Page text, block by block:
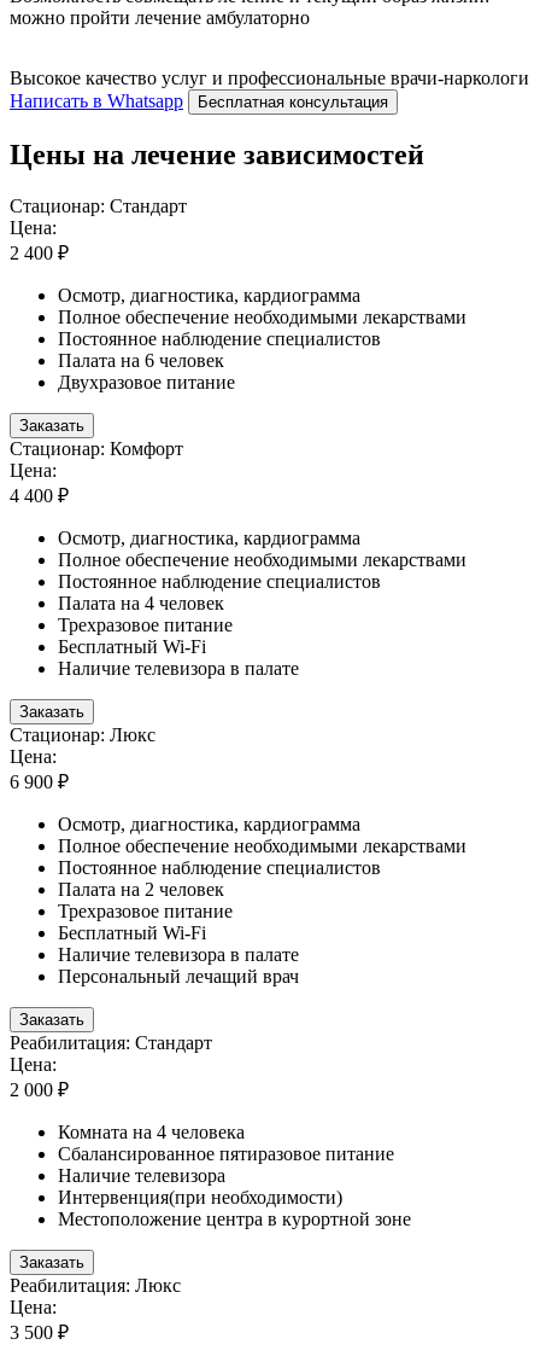
можно пройти лечение амбулаторно
Высокое качество услуг и профессиональные врачи-наркологи
Написать в Whatsapp
Бесплатная консультация
Цены на лечение зависимостей
Стационар: Стандарт
Цена:
2 400 ₽
Осмотр, диагностика, кардиограмма
Полное обеспечение необходимыми лекарствами
Постоянное наблюдение специалистов
Палата на 6 человек
Двухразовое питание
Заказать
Стационар: Комфорт
Цена:
4 400 ₽
Осмотр, диагностика, кардиограмма
Полное обеспечение необходимыми лекарствами
Постоянное наблюдение специалистов
Палата на 4 человек
Трехразовое питание
Бесплатный Wi-Fi
Наличие телевизора в палате
Заказать
Стационар: Люкс
Цена:
6 900 ₽
Осмотр, диагностика, кардиограмма
Полное обеспечение необходимыми лекарствами
Постоянное наблюдение специалистов
Палата на 2 человек
Трехразовое питание
Бесплатный Wi-Fi
Наличие телевизора в палате
Персональный лечащий врач
Заказать
Реабилитация: Стандарт
Цена:
2 000 ₽
Комната на 4 человека
Сбалансированное пятиразовое питание
Наличие телевизора
Интервенция(при необходимости)
Местоположение центра в курортной зоне
Заказать
Реабилитация: Люкс
Цена:
3 500 ₽